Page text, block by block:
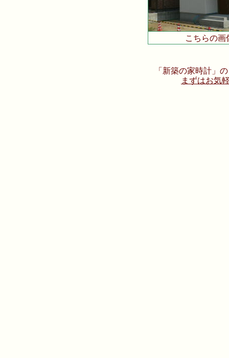
こちらの
「新築の家時計」
まずはお気